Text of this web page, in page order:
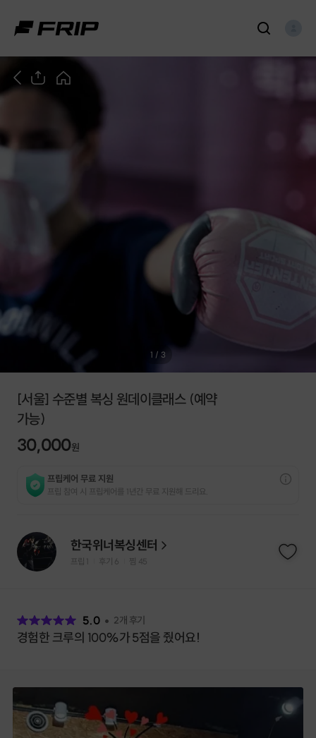
1 / 3
[서울] 수준별 복싱 원데이클래스 (예약
가능)
30,000원
프립케어 무료 지원
프립 참여 시 프립케어를 1년간 무료 지원해 드리요.
한국위너복싱센터
프립 후기 6 찜 45
5.0 2개 후기
경험한 크루의 100%가 5점을 줬어요!